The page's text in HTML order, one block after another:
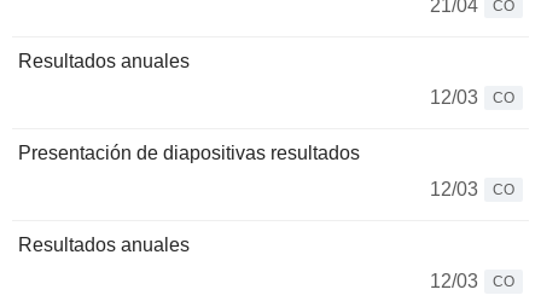
21/04
CO
Resultados anuales
12/03
CO
Presentación de diapositivas resultados
12/03
CO
Resultados anuales
12/03
CO